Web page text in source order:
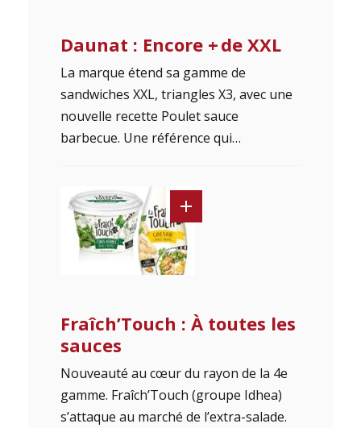
Daunat : Encore + de XXL
La marque étend sa gamme de
sandwiches XXL, triangles X3, avec une
nouvelle recette Poulet sauce
barbecue. Une référence qui…
Fraîch’Touch : À toutes les
sauces
Nouveauté au cœur du rayon de la 4e
gamme. Fraîch’Touch (groupe Idhea)
s’attaque au marché de l’extra-salade.